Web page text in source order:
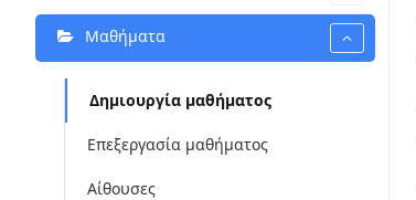
Μαθήματα
Δημιουργία μαθήματος
Επεξεργασία μαθήματος
Αίθουσες